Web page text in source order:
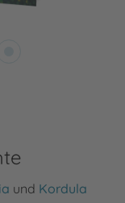
und Kordula